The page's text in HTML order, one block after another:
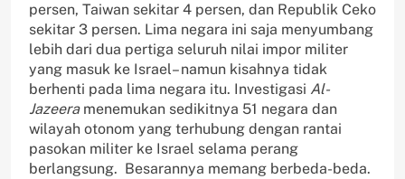
persen, Taiwan sekitar 4 persen, dan Republik Ceko
sekitar 3 persen. Lima negara ini saja menyumbang
lebih dari dua pertiga seluruh nilai impor militer
yang masuk ke Israel– namun kisahnya tidak
berhenti pada lima negara itu. Investigasi Al-
Jazeeramenemukan sedikitnya 51 negara dan
wilayah otonom yang terhubung dengan rantai
pasokan militer ke Israel selama perang
berlangsung. Besarannya memang berbeda-beda.